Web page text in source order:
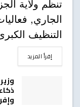
الجاري,
التنظيف
إقرأ المزيدDETAILS